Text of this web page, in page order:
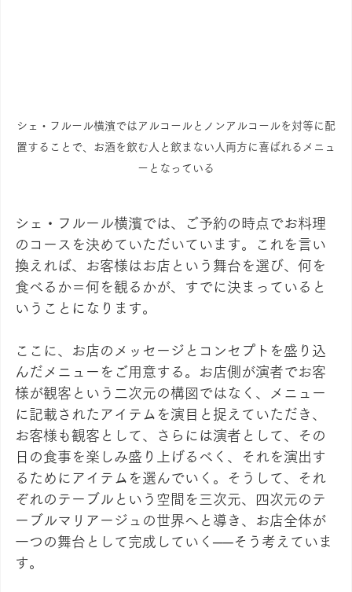
シェ・フルール横濱ではアルコールとノンアルコールを対等に配
置することで、お酒を飲む人と飲まない人両方に喜ばれるメニュ
ーとなっている
シェ・フルール横濱では、ご予約の時点でお料理
のコースを決めていただいています。これを言い
換えれば、お客様はお店という舞台を選び、何を
食べるか＝何を観るかが、すでに決まっていると
いうことになります。
ここに、お店のメッセージとコンセプトを盛り込
んだメニューをご用意する。お店側が演者でお客
様が観客という二次元の構図ではなく、メニュー
に記載されたアイテムを演目と捉えていただき、
お客様も観客として、さらには演者として、その
日の食事を楽しみ盛り上げるべく、それを演出す
るためにアイテムを選んでいく。そうして、それ
ぞれのテーブルという空間を三次元、四次元のテ
ーブルマリアージュの世界へと導き、お店全体が
一つの舞台として完成していく──そう考えていま
す。